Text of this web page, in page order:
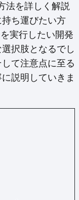
法を詳しく解説
ち運びたい方
実行したい開発
択肢となるでし
て注意点に至る
説明していきま